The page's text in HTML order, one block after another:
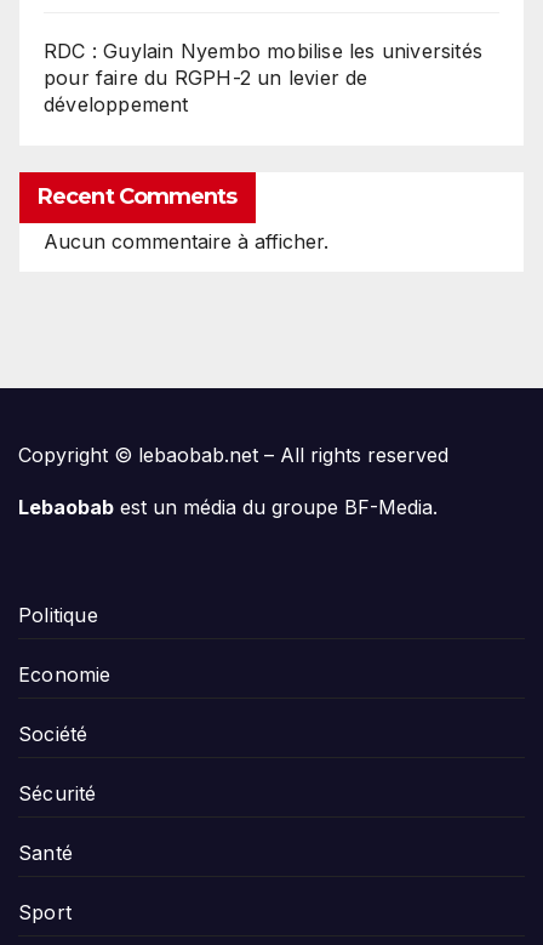
RDC : Guylain Nyembo mobilise les universités
pour faire du RGPH-2 un levier de
développement
Recent Comments
Aucun commentaire à afficher.
Copyright © lebaobab.net – All rights reserved
Lebaobab est un média du groupe BF-Media.
Politique
Economie
Société
Sécurité
Santé
Sport